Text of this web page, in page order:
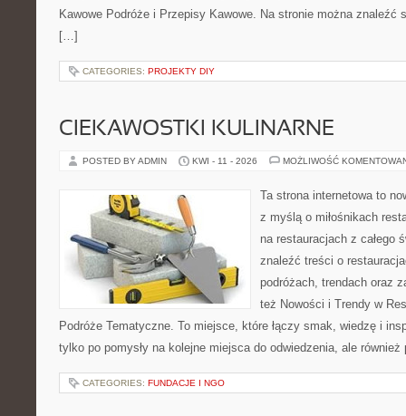
Kawowe Podróże i Przepisy Kawowe. Na stronie można znaleźć
[…]
CATEGORIES: PROJEKTY DIY
CIEKAWOSTKI KULINARNE
POSTED BY ADMIN KWI - 11 - 2026 MOŻLIWOŚĆ
Ta strona internetowa to
z myślą o miłośnikach
na restauracjach z całego
znaleźć treści o
podróżach, trendach oraz
też Nowości i Trendy w
Podróże Tematyczne. To miejsce, które łączy smak, wiedzę i
tylko po pomysły na kolejne miejsca do odwiedzenia, ale
CATEGORIES: FUNDACJE I NGO